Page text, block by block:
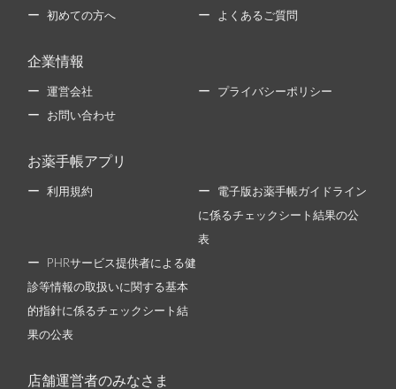
初めての方へ よくあるご質問
企業情報
運営会社 プライバシーポリシー
お問い合わせ
お薬手帳アプリ
利用規約 電子版お薬手帳ガイドライン
に係るチェックシート結果の公
表
PHRサービス提供者による健
診等情報の取扱いに関する基本
的指針に係るチェックシート結
果の公表
店舗運営者のみなさま